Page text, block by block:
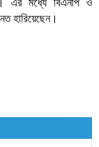
এর মধ্যে বিএনপি ও
হারিয়েছেন।